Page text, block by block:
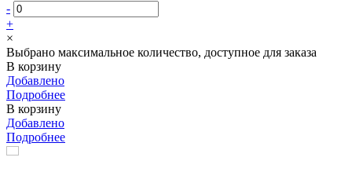
-
+
×
Выбрано максимальное количество, доступное для заказа
В корзину
Добавлено
Подробнее
В корзину
Добавлено
Подробнее